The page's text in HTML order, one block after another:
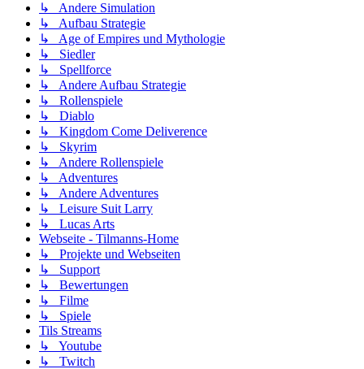
↳ Andere Simulation
↳ Aufbau Strategie
↳ Age of Empires und Mythologie
↳ Siedler
↳ Spellforce
↳ Andere Aufbau Strategie
↳ Rollenspiele
↳ Diablo
↳ Kingdom Come Deliverence
↳ Skyrim
↳ Andere Rollenspiele
↳ Adventures
↳ Andere Adventures
↳ Leisure Suit Larry
↳ Lucas Arts
Webseite - Tilmanns-Home
↳ Projekte und Webseiten
↳ Support
↳ Bewertungen
↳ Filme
↳ Spiele
Tils Streams
↳ Youtube
↳ Twitch